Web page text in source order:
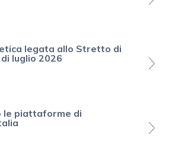
legata allo Stretto di
luglio 2026
le piattaforme di